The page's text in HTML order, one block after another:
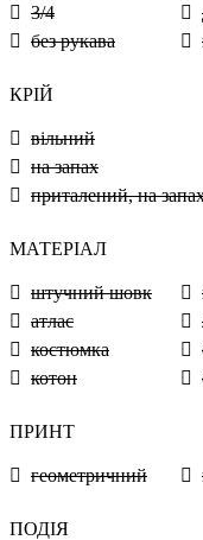
3/4
без рукава
КРІЙ
вільний
на запах
приталений, на
МАТЕРІАЛ
штучний шовк
атлас
костюмка
котон
ПРИНТ
геометричний
ПОДІЯ